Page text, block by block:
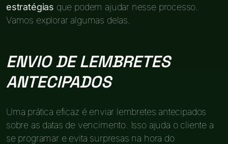
estratégias que podem ajudar nesse processo.
Vamos explorar algumas delas.
ENVIO DE LEMBRETES
ANTECIPADOS
Uma prática eficaz é enviar lembretes antecipados
sobre as datas de vencimento. Isso ajuda o cliente a
se programar e evita surpresas na hora do